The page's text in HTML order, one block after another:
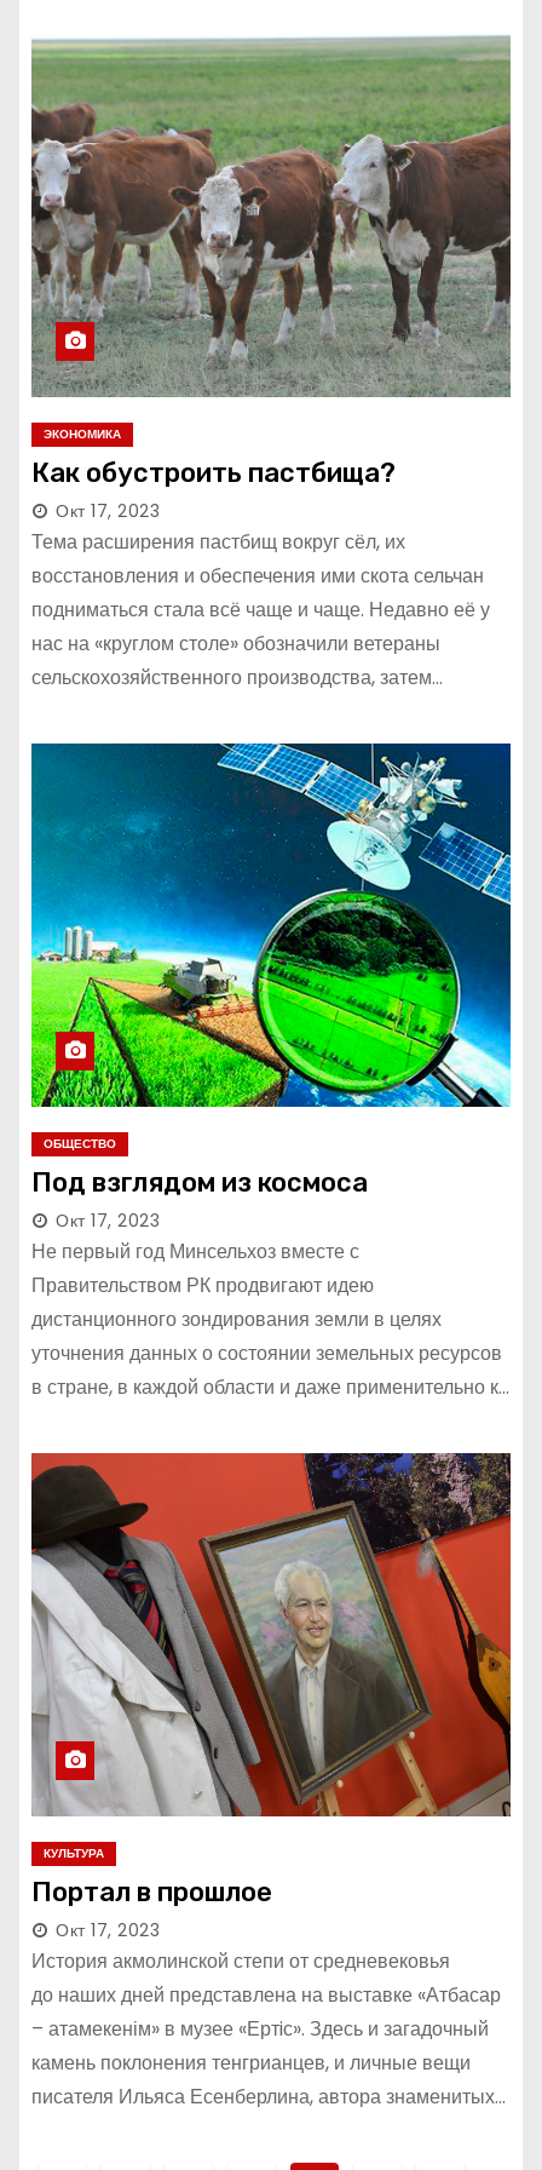
ЭКОНОМИКА
Как обустроить пастбища?
Окт 17, 2023
Тема расширения пастбищ вокруг сёл, их
восстановления и обеспечения ими скота сельчан
подниматься стала всё чаще и чаще. Недавно её у
нас на «круглом столе» обозначили ветераны
сельскохозяйственного производства, затем…
ОБЩЕСТВО
Под взглядом из космоса
Окт 17, 2023
Не первый год Минсельхоз вместе с
Правительством РК продвигают идею
дистанционного зондирования земли в целях
уточнения данных о состоянии земельных ресурсов
в стране, в каждой области и даже применительно к…
КУЛЬТУРА
Портал в прошлое
Окт 17, 2023
История акмолинской степи от средневековья
до наших дней представлена на выставке «Атбасар
– атамекенім» в музее «Ертiс». Здесь и загадочный
камень поклонения тенгрианцев, и личные вещи
писателя Ильяса Есенберлина, автора знаменитых…